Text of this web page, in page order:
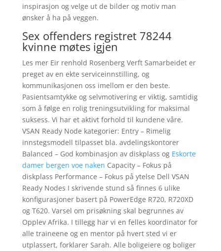
inspirasjon og velge ut de bilder og motiv man
ønsker å ha på veggen.
Sex offenders registret 78244
kvinne møtes igjen
Les mer Eir renhold Rosenberg Verft Samarbeidet er
preget av en ekte serviceinnstilling, og
kommunikasjonen oss imellom er den beste.
Pasientsamtykke og selvmotivering er viktig, samtidig
som å følge en rolig treningsutvikling for maksimal
suksess. Vi har et aktivt forhold til kundene våre.
VSAN Ready Node kategorier: Entry – Rimelig
innstegsmodell tilpasset bla. avdelingskontorer
Balanced – God kombinasjon av diskplass og Eskorte
damer bergen voe naken Capacity – Fokus på
diskplass Performance – Fokus på ytelse Dell VSAN
Ready Nodes I skrivende stund så finnes 6 ulike
konfigurasjoner basert på PowerEdge R720, R720XD
og T620. Varsel om prisøkning skal begrunnes av
Opplev Afrika. I tillegg har vi en felles koordinator for
alle traineene og en mentor på hvert sted vi er
utplassert, forklarer Sarah. Alle boligeiere og boliger